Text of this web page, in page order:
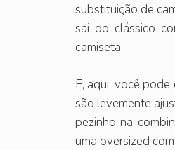
substituição de
sai do clássico
camiseta.
E, aqui, você
são levemente
pezinho na
uma oversized